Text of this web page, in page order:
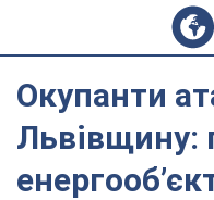
Окупанти